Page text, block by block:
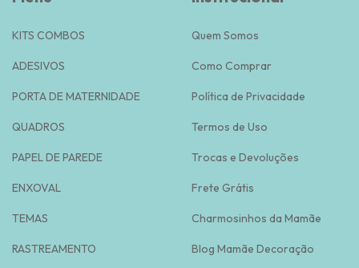
KITS COMBOS
ADESIVOS
PORTA DE MATERNIDADE
QUADROS
PAPEL DE PAREDE
ENXOVAL
TEMAS
RASTREAMENTO
Quem Somos
Como Comprar
Política de Privacidade
Termos de Uso
Trocas e Devoluções
Frete Grátis
Charmosinhos da Mamãe
Blog Mamãe Decoração